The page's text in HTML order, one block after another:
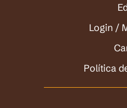
Login /
Política